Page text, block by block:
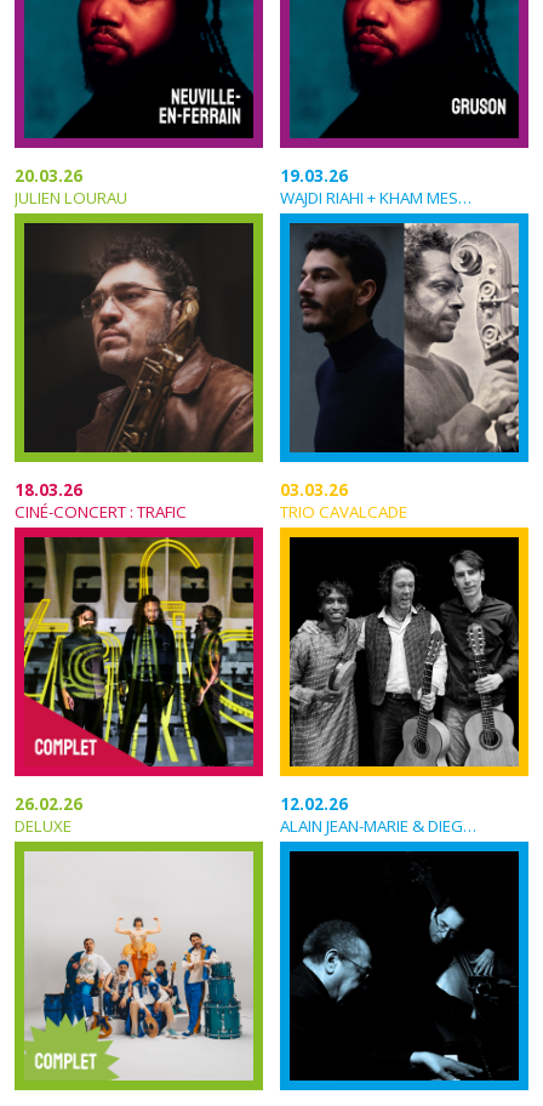
20.03.26
JULIEN LOURAU
19.03.26
WAJDI RIAHI + KHAM MESLIEN
18.03.26
CINÉ-CONCERT : TRAFIC
03.03.26
TRIO CAVALCADE
26.02.26
DELUXE
12.02.26
ALAIN JEAN-MARIE & DIEGO IMBERT